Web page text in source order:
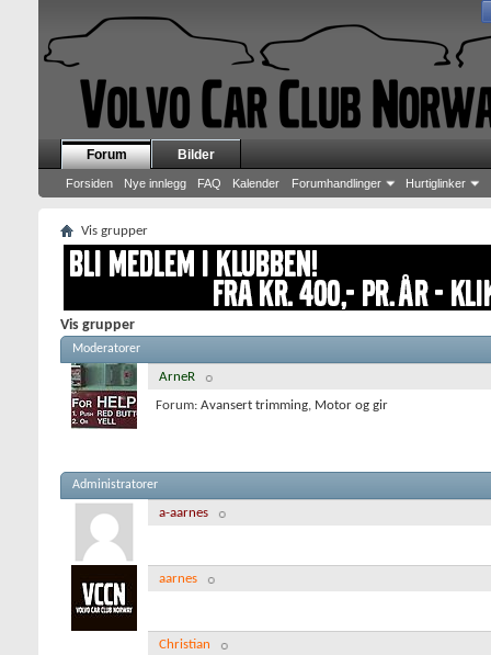
Forum
Forsiden Nye innlegg FAQ Kalender Forumhandlinger Hurtiglinker
Bilder
Vis grupper
Vis grupper
Moderatorer
ArneR
Forum: Avansert trimming, Motor og gir
Administratorer
a-aarnes
aarnes
Christian